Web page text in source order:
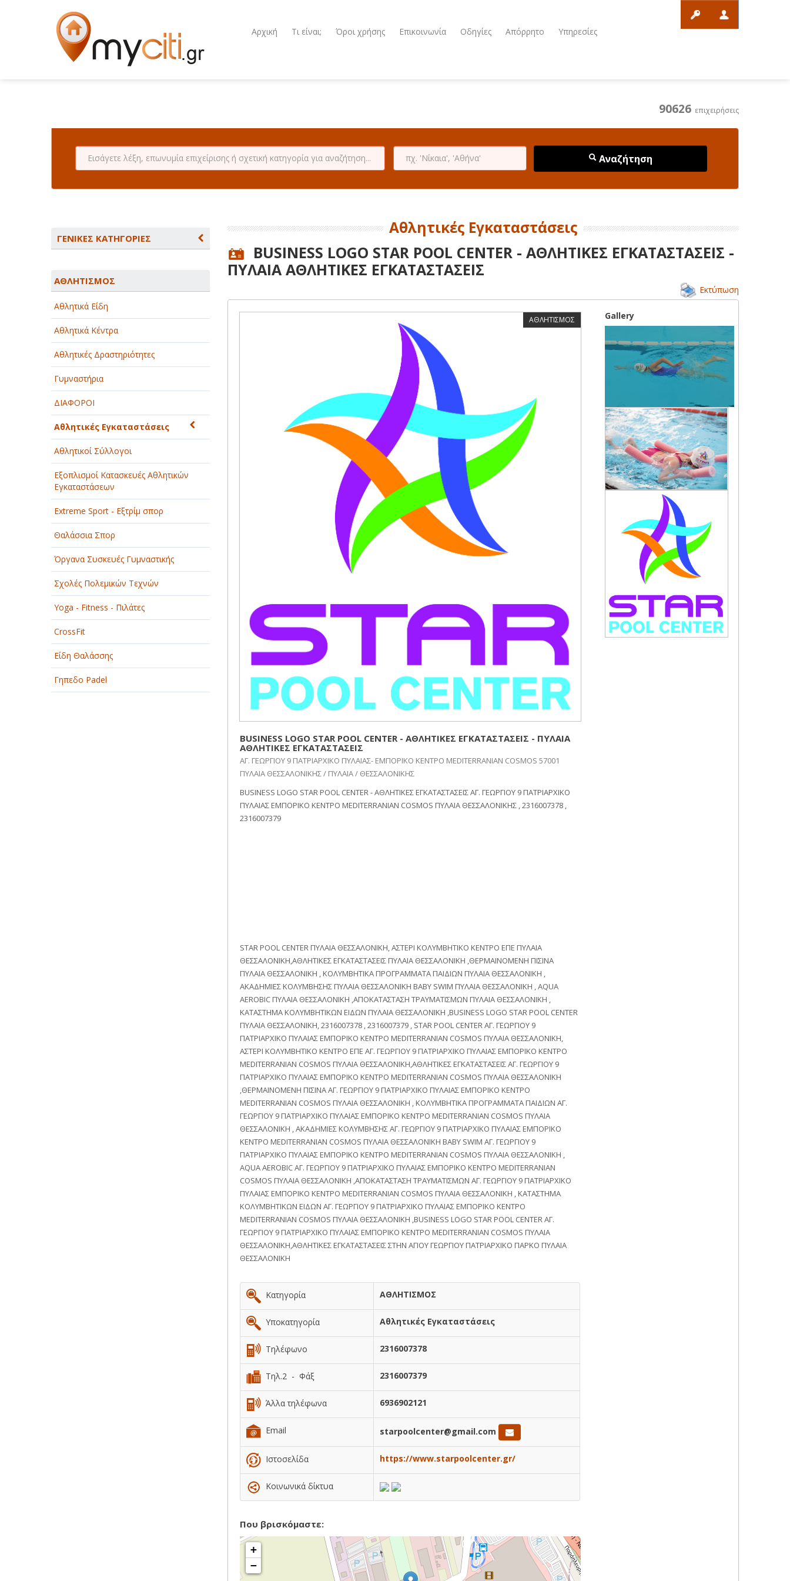
Αρχική Τι είναι; Όροι χρήσης Επικοινωνία Οδηγίες Απόρρητο Υπηρεσίες
90626 επιχειρήσεις
Αναζήτηση
ΓΕΝΙΚΕΣ ΚΑΤΗΓΟΡΙΕΣ
ΑΘΛΗΤΙΣΜΟΣ
ΑΥΤΟΚΙΝΗΤΑ - ΜΗΧΑΝΕΣ - ΣΚΑΦΗ
ΔΙΑΣΚΕΔΑΣΗ - ΨΥΧΑΓΩΓΙΑ - ΤΕΧΝΕΣ
ΔΙΑΦΗΜΙΣΗ - ΜΜΕ
ΕΚΚΛΗΣΙΕΣ - ΦΙΛΑΝΘΡΩΠΙΚΑ
ΣΩΜΑΤΕΙΑ
ΕΚΠΑΙΔΕΥΣΗ - ΣΧΟΛΕΣ
ΕΜΠΟΡΙΟ - ΕΜΠΟΡΙΚΑ ΚΑΤΑΣΤΗΜΑΤΑ
ΕΡΓΟΣΤΑΣΙΑ - ΒΙΟΜΗΧΑΝΙΕΣ
ΞΕΝΟΔΟΧΕΙΑ - ΤΟΥΡΙΣΜΟΣ
ΟΜΟΡΦΙΑ
ΠΑΡΟΧΗ ΥΠΗΡΕΣΙΩΝ
ΤΕΧΝΙΚΑ - ΚΑΤΑΣΚΕΥΑΣΤΙΚΑ
ΤΕΧΝΟΛΟΓΙΑ
ΥΓΕΙΑ - ΙΑΤΡΟΙ
ΦΑΓΗΤΟ
ΑΘΛΗΤΙΣΜΟΣ
Αθλητικά Είδη
Αθλητικά Κέντρα
Αθλητικές Δραστηριότητες
Γυμναστήρια
ΔΙΑΦΟΡΟΙ
Αθλητικές Εγκαταστάσεις
Αθλητικοί Σύλλογοι
Εξοπλισμοί Κατασκευές Αθλητικών
Εγκαταστάσεων
Extreme Sport - Εξτρίμ σπορ
Θαλάσσια Σπορ
Όργανα Συσκευές Γυμναστικής
Σχολές Πολεμικών Τεχνών
Yoga - Fitness - Πιλάτες
CrossFit
Είδη Θαλάσσης
Γηπεδο Padel
Αθλητικές Εγκαταστάσεις
BUSINESS LOGO STAR POOL CENTER - ΑΘΛΗΤΙΚΕΣ ΕΓΚΑΤΑΣΤΑΣΕΙΣ -
ΠΥΛΑΙΑ ΑΘΛΗΤΙΚΕΣ ΕΓΚΑΤΑΣΤΑΣΕΙΣ
Εκτύπωση
ΑΘΛΗΤΙΣΜΟΣ
BUSINESS LOGO STAR POOL CENTER - ΑΘΛΗΤΙΚΕΣ ΕΓΚΑΤΑΣΤΑΣΕΙΣ - ΠΥΛΑΙΑ
ΑΘΛΗΤΙΚΕΣ ΕΓΚΑΤΑΣΤΑΣΕΙΣ
ΑΓ. ΓΕΩΡΓΙΟΥ 9 ΠΑΤΡΙΑΡΧΙΚΟ ΠΥΛΑΙΑΣ- ΕΜΠΟΡΙΚΟ ΚΕΝΤΡΟ MEDITERRANIAN COSMOS 57001
ΠΥΛΑΙΑ ΘΕΣΣΑΛΟΝΙΚΗΣ / ΠΥΛΑΙΑ / ΘΕΣΣΑΛΟΝΙΚΗΣ
BUSINESS LOGO STAR POOL CENTER - ΑΘΛΗΤΙΚΕΣ ΕΓΚΑΤΑΣΤΑΣΕΙΣ ΑΓ. ΓΕΩΡΓΙΟΥ 9 ΠΑΤΡΙΑΡΧΙΚΟ
ΠΥΛΑΙΑΣ ΕΜΠΟΡΙΚΟ ΚΕΝΤΡΟ MEDITERRANIAN COSMOS ΠΥΛΑΙΑ ΘΕΣΣΑΛΟΝΙΚΗΣ , 2316007378 ,
2316007379
STAR POOL CENTER ΠΥΛΑΙΑ ΘΕΣΣΑΛΟΝΙΚΗ, ΑΣΤΕΡΙ ΚΟΛΥΜΒΗΤΙΚΟ ΚΕΝΤΡΟ ΕΠΕ ΠΥΛΑΙΑ
ΘΕΣΣΑΛΟΝΙΚΗ,ΑΘΛΗΤΙΚΕΣ ΕΓΚΑΤΑΣΤΑΣΕΙΣ ΠΥΛΑΙΑ ΘΕΣΣΑΛΟΝΙΚΗ ,ΘΕΡΜΑΙΝΟΜΕΝΗ ΠΙΣΙΝΑ
ΠΥΛΑΙΑ ΘΕΣΣΑΛΟΝΙΚΗ , ΚΟΛΥΜΒΗΤΙΚΑ ΠΡΟΓΡΑΜΜΑΤΑ ΠΑΙΔΙΩΝ ΠΥΛΑΙΑ ΘΕΣΣΑΛΟΝΙΚΗ ,
ΑΚΑΔΗΜΙΕΣ ΚΟΛΥΜΒΗΣΗΣ ΠΥΛΑΙΑ ΘΕΣΣΑΛΟΝΙΚΗ BABY SWIM ΠΥΛΑΙΑ ΘΕΣΣΑΛΟΝΙΚΗ , AQUA
AEROBIC ΠΥΛΑΙΑ ΘΕΣΣΑΛΟΝΙΚΗ ,ΑΠΟΚΑΤΑΣΤΑΣΗ ΤΡΑΥΜΑΤΙΣΜΩΝ ΠΥΛΑΙΑ ΘΕΣΣΑΛΟΝΙΚΗ ,
ΚΑΤΑΣΤΗΜΑ ΚΟΛΥΜΒΗΤΙΚΩΝ ΕΙΔΩΝ ΠΥΛΑΙΑ ΘΕΣΣΑΛΟΝΙΚΗ ,BUSINESS LOGO STAR POOL CENTER
ΠΥΛΑΙΑ ΘΕΣΣΑΛΟΝΙΚΗ, 2316007378 , 2316007379 , STAR POOL CENTER ΑΓ. ΓΕΩΡΓΙΟΥ 9
ΠΑΤΡΙΑΡΧΙΚΟ ΠΥΛΑΙΑΣ ΕΜΠΟΡΙΚΟ ΚΕΝΤΡΟ MEDITERRANIAN COSMOS ΠΥΛΑΙΑ ΘΕΣΣΑΛΟΝΙΚΗ,
ΑΣΤΕΡΙ ΚΟΛΥΜΒΗΤΙΚΟ ΚΕΝΤΡΟ ΕΠΕ ΑΓ. ΓΕΩΡΓΙΟΥ 9 ΠΑΤΡΙΑΡΧΙΚΟ ΠΥΛΑΙΑΣ ΕΜΠΟΡΙΚΟ ΚΕΝΤΡΟ
MEDITERRANIAN COSMOS ΠΥΛΑΙΑ ΘΕΣΣΑΛΟΝΙΚΗ,ΑΘΛΗΤΙΚΕΣ ΕΓΚΑΤΑΣΤΑΣΕΙΣ ΑΓ. ΓΕΩΡΓΙΟΥ 9
ΠΑΤΡΙΑΡΧΙΚΟ ΠΥΛΑΙΑΣ ΕΜΠΟΡΙΚΟ ΚΕΝΤΡΟ MEDITERRANIAN COSMOS ΠΥΛΑΙΑ ΘΕΣΣΑΛΟΝΙΚΗ
,ΘΕΡΜΑΙΝΟΜΕΝΗ ΠΙΣΙΝΑ ΑΓ. ΓΕΩΡΓΙΟΥ 9 ΠΑΤΡΙΑΡΧΙΚΟ ΠΥΛΑΙΑΣ ΕΜΠΟΡΙΚΟ ΚΕΝΤΡΟ
MEDITERRANIAN COSMOS ΠΥΛΑΙΑ ΘΕΣΣΑΛΟΝΙΚΗ , ΚΟΛΥΜΒΗΤΙΚΑ ΠΡΟΓΡΑΜΜΑΤΑ ΠΑΙΔΙΩΝ ΑΓ.
ΓΕΩΡΓΙΟΥ 9 ΠΑΤΡΙΑΡΧΙΚΟ ΠΥΛΑΙΑΣ ΕΜΠΟΡΙΚΟ ΚΕΝΤΡΟ MEDITERRANIAN COSMOS ΠΥΛΑΙΑ
ΘΕΣΣΑΛΟΝΙΚΗ , ΑΚΑΔΗΜΙΕΣ ΚΟΛΥΜΒΗΣΗΣ ΑΓ. ΓΕΩΡΓΙΟΥ 9 ΠΑΤΡΙΑΡΧΙΚΟ ΠΥΛΑΙΑΣ ΕΜΠΟΡΙΚΟ
ΚΕΝΤΡΟ MEDITERRANIAN COSMOS ΠΥΛΑΙΑ ΘΕΣΣΑΛΟΝΙΚΗ BABY SWIM ΑΓ. ΓΕΩΡΓΙΟΥ 9
ΠΑΤΡΙΑΡΧΙΚΟ ΠΥΛΑΙΑΣ ΕΜΠΟΡΙΚΟ ΚΕΝΤΡΟ MEDITERRANIAN COSMOS ΠΥΛΑΙΑ ΘΕΣΣΑΛΟΝΙΚΗ ,
AQUA AEROBIC ΑΓ. ΓΕΩΡΓΙΟΥ 9 ΠΑΤΡΙΑΡΧΙΚΟ ΠΥΛΑΙΑΣ ΕΜΠΟΡΙΚΟ ΚΕΝΤΡΟ MEDITERRANIAN
COSMOS ΠΥΛΑΙΑ ΘΕΣΣΑΛΟΝΙΚΗ ,ΑΠΟΚΑΤΑΣΤΑΣΗ ΤΡΑΥΜΑΤΙΣΜΩΝ ΑΓ. ΓΕΩΡΓΙΟΥ 9 ΠΑΤΡΙΑΡΧΙΚΟ
ΠΥΛΑΙΑΣ ΕΜΠΟΡΙΚΟ ΚΕΝΤΡΟ MEDITERRANIAN COSMOS ΠΥΛΑΙΑ ΘΕΣΣΑΛΟΝΙΚΗ , ΚΑΤΑΣΤΗΜΑ
ΚΟΛΥΜΒΗΤΙΚΩΝ ΕΙΔΩΝ ΑΓ. ΓΕΩΡΓΙΟΥ 9 ΠΑΤΡΙΑΡΧΙΚΟ ΠΥΛΑΙΑΣ ΕΜΠΟΡΙΚΟ ΚΕΝΤΡΟ
MEDITERRANIAN COSMOS ΠΥΛΑΙΑ ΘΕΣΣΑΛΟΝΙΚΗ ,BUSINESS LOGO STAR POOL CENTER ΑΓ.
ΓΕΩΡΓΙΟΥ 9 ΠΑΤΡΙΑΡΧΙΚΟ ΠΥΛΑΙΑΣ ΕΜΠΟΡΙΚΟ ΚΕΝΤΡΟ MEDITERRANIAN COSMOS ΠΥΛΑΙΑ
ΘΕΣΣΑΛΟΝΙΚΗ,ΑΘΛΗΤΙΚΕΣ ΕΓΚΑΤΑΣΤΑΣΕΙΣ ΣΤΗΝ ΑΓΙΟΥ ΓΕΩΡΓΙΟΥ ΠΑΤΡΙΑΡΧΙΚΟ ΠΑΡΚΟ ΠΥΛΑΙΑ
ΘΕΣΣΑΛΟΝΙΚΗ
Κατηγορία ΑΘΛΗΤΙΣΜΟΣ
Υποκατηγορία Αθλητικές Εγκαταστάσεις
Τηλέφωνο 2316007378
Τηλ.2 - Φάξ 2316007379
Άλλα τηλέφωνα 6936902121
Email starpoolcenter@gmail.com
Ιστοσελίδα https://www.starpoolcenter.gr/
Κοινωνικά δίκτυα
Που βρισκόμαστε:
+
−
Gallery